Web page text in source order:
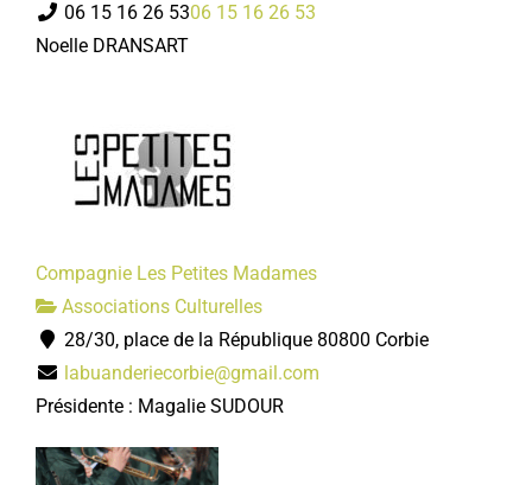
06 15 16 26 5306 15 16 26 53
Noelle DRANSART
Compagnie Les Petites Madames
Associations Culturelles
28/30, place de la République 80800 Corbie
labuanderiecorbie@gmail.com
Présidente : Magalie SUDOUR